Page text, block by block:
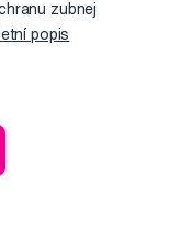
zubnej
popis